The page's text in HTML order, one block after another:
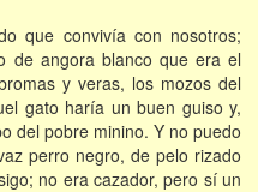
que convivía con nosotros;
de angora blanco que era el
y veras, los mozos del
gato haría un buen guiso y,
del pobre minino. Y no puedo
perro negro, de pelo rizado
no era cazador, pero sí un